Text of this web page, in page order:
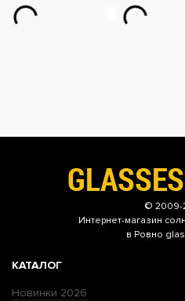
© 2009-
Интернет-магазин
в Ровно
КАТАЛОГ
Новинки 2026